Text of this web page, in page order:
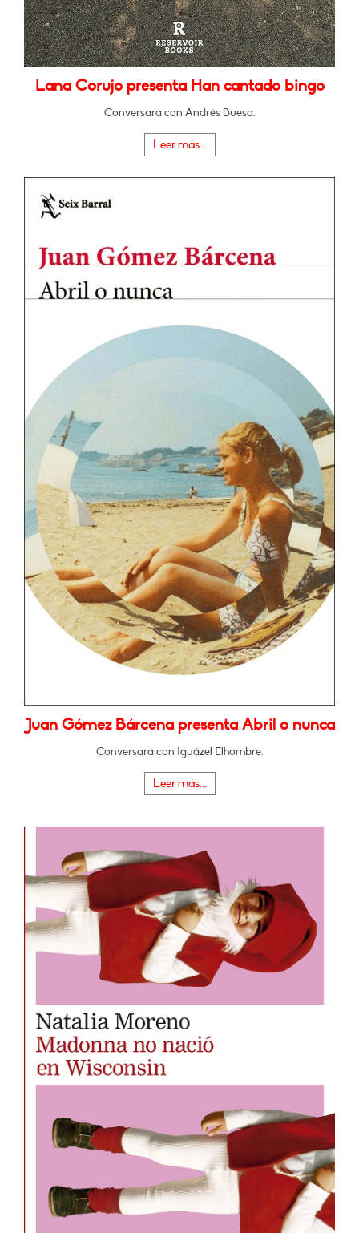
Lana Corujo presenta Han cantado bingo
Conversará con Andrés Buesa.
Leer más...
Juan Gómez Bárcena presenta Abril o nunca
Conversará con Iguázel Elhombre.
Leer más...